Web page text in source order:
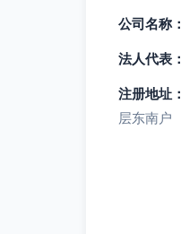
公司名称：
法人代表：
注册地址：
层东南户